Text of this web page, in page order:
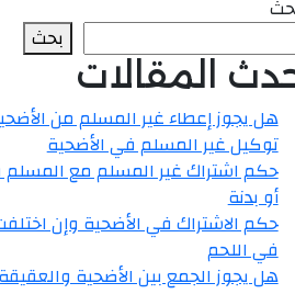
بحث
المقالات
هل يجوز إعطاء غير المسلم من
توكيل غير المسلم في الأضحية
حكم اشتراك غير المسلم مع
أو بدنة
حكم الاشتراك في الأضحية وإن
في اللحم
هل يجوز الجمع بين الأضحية